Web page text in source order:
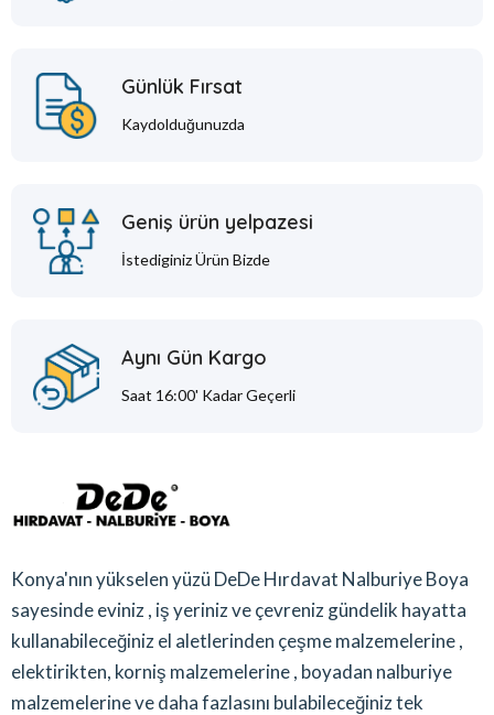
Günlük Fırsat
Kaydolduğunuzda
Geniş ürün yelpazesi
İstediginiz Ürün Bizde
Aynı Gün Kargo
Saat 16:00' Kadar Geçerli
Konya'nın yükselen yüzü DeDe Hırdavat Nalburiye Boya
sayesinde eviniz , iş yeriniz ve çevreniz gündelik hayatta
kullanabileceğiniz el aletlerinden çeşme malzemelerine ,
elektirikten, korniş malzemelerine , boyadan nalburiye
malzemelerine ve daha fazlasını bulabileceğiniz tek